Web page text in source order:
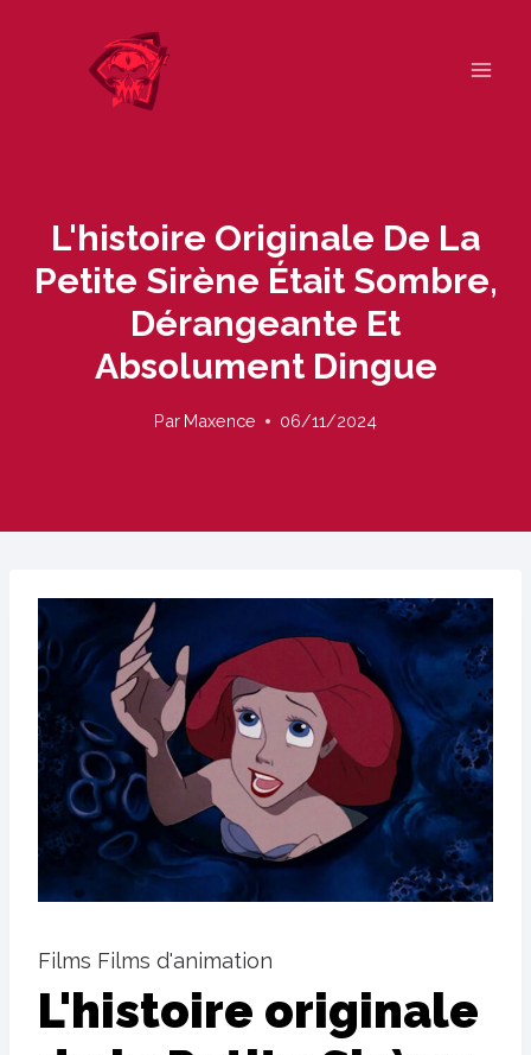
L'histoire Originale De La
Petite Sirène Était Sombre,
Dérangeante Et
Absolument Dingue
Par Maxence 06/11/2024
Films Films d'animation
L'histoire originale